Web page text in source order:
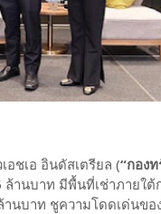
อชเอ อินดัสเตรียล (“กอง
านบาท มีพื้นที่เช่าภายใต้
านบาท ชูความโดดเด่นข